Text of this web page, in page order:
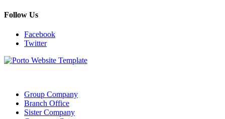
Follow Us
Facebook
Twitter
Group Company
Branch Office
Sister Company